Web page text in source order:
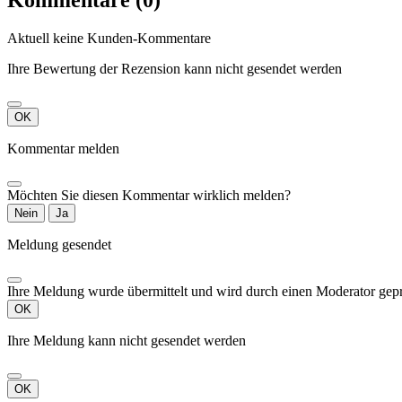
Aktuell keine Kunden-Kommentare
Ihre Bewertung der Rezension kann nicht gesendet werden
OK
Kommentar melden
Möchten Sie diesen Kommentar wirklich melden?
Nein Ja
Meldung gesendet
Ihre Meldung wurde übermittelt und wird durch einen Moderator
OK
Ihre Meldung kann nicht gesendet werden
OK